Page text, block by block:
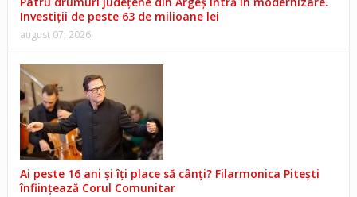
Investiții de peste 63 de milioane lei
august 07, 2026
Ai peste 16 ani și îți place să cânți? Filarmonica Pitești
înființează Corul Comunitar